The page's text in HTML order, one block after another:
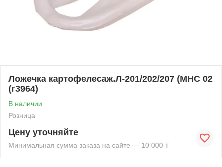
Ложечка картофелесаж.Л-201/202/207 (МНС 02
(г3964)
В наличии
Розница
Цену уточняйте
Минимальная сумма заказа на сайте — 10 000 ₸